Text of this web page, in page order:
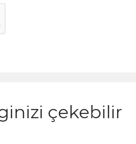
çekebilir